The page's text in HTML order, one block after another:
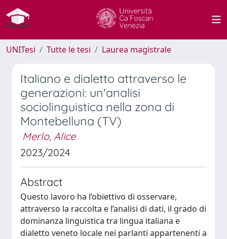
UNITesi Tutte le tesi Laurea magistrale
Italiano e dialetto attraverso le
generazioni: un'analisi
sociolinguistica nella zona di
Montebelluna (TV)
Merlo, Alice
2023/2024
Abstract
Questo lavoro ha l’obiettivo di osservare,
attraverso la raccolta e l’analisi di dati, il grado di
dominanza linguistica tra lingua italiana e
dialetto veneto locale nei parlanti appartenenti a